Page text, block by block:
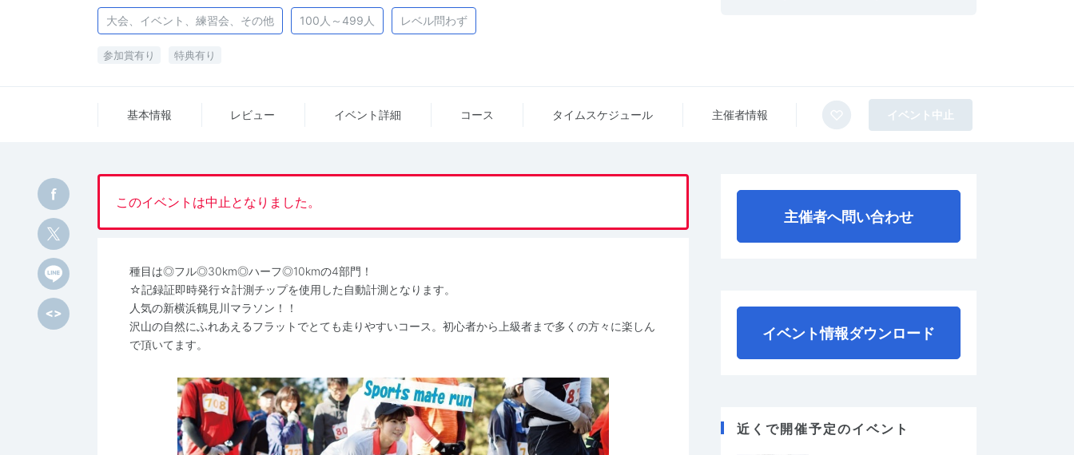
大会、イベント、練習会、その他 100人～499人 レベル問わず
参加賞有り 特典有り
基本情報 レビュー イベント詳細 コース タイム スケジュール 主催者情報 イベント中止
このイベントは中止となりました。
種目は◎フル◎30km◎ハーフ◎10kmの4部門！
☆記録証即時発行☆計測チップを使用した自動計測となります。
人気の新横浜鶴見川マラソン！！
沢山の自然にふれあえるフラットでとても走りやすいコース。初心者から上級者まで多くの方々に楽しん
で頂いてます。
主催者へ問い合わせ
イベント情報ダウンロード
近くで開催予定のイベント